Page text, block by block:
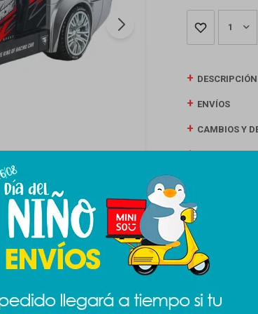
1
DESCRIPCIÓN
ENVÍOS
CAMBIOS Y
Productos que te pueden interesar